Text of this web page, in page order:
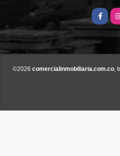
©2026 comercialinmobiliaria.com.co,